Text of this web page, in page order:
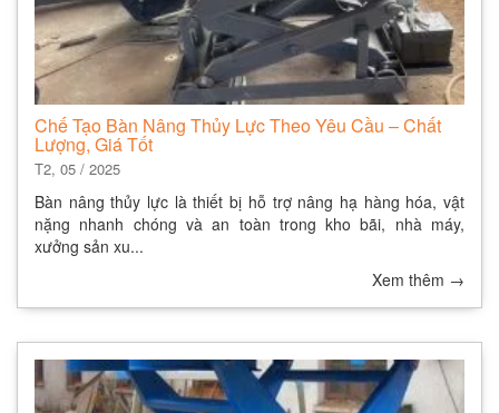
Chế Tạo Bàn Nâng Thủy Lực Theo Yêu Cầu – Chất
Lượng, Giá Tốt
T2, 05 / 2025
Bàn nâng thủy lực là thiết bị hỗ trợ nâng hạ hàng hóa, vật
nặng nhanh chóng và an toàn trong kho bãi, nhà máy,
xưởng sản xu...
Xem thêm →